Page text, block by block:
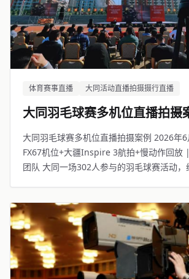
体育赛事直播 大同活动直播拍摄摄行直播
大同羽毛球赛多机位直播拍摄
大同羽毛球赛多机位直播拍摄案例 2026
FX67机位+大疆Inspire 3航拍+慢动作回放
团队 大同一场302人参与的羽毛球赛活动